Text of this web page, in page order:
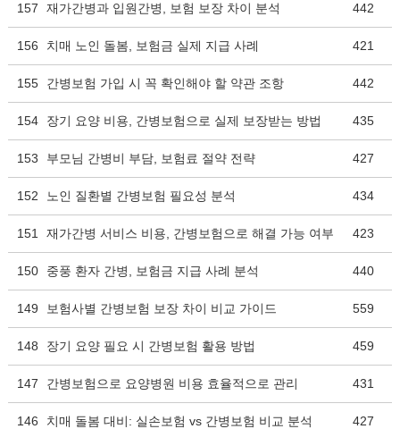
157 재가간병과 입원간병, 보험 보장 차이 분석 442
156 치매 노인 돌봄, 보험금 실제 지급 사례 421
155 간병보험 가입 시 꼭 확인해야 할 약관 조항 442
154 장기 요양 비용, 간병보험으로 실제 보장받는 방법 435
153 부모님 간병비 부담, 보험료 절약 전략 427
152 노인 질환별 간병보험 필요성 분석 434
151 재가간병 서비스 비용, 간병보험으로 해결 가능 여부 423
150 중풍 환자 간병, 보험금 지급 사례 분석 440
149 보험사별 간병보험 보장 차이 비교 가이드 559
148 장기 요양 필요 시 간병보험 활용 방법 459
147 간병보험으로 요양병원 비용 효율적으로 관리 431
146 치매 돌봄 대비: 실손보험 vs 간병보험 비교 분석 427